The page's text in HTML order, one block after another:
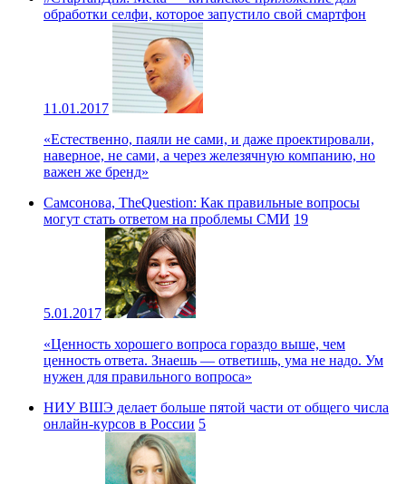
обработки селфи, которое запустило свой смартфон
11.01.2017
«Естественно, паяли не сами, и даже проектировали,
наверное, не сами, а через железячную компанию, но
важен же бренд»
Самсонова, TheQuestion: Как правильные вопросы
могут стать ответом на проблемы СМИ 19
5.01.2017
«Ценность хорошего вопроса гораздо выше, чем
ценность ответа. Знаешь — ответишь, ума не надо. Ум
нужен для правильного вопроса»
НИУ ВШЭ делает больше пятой части от общего числа
онлайн-курсов в России 5